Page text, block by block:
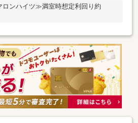
ンハイツ≫満室時想定利回り約